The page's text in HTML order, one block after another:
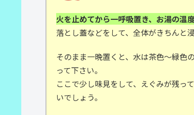
火を止めてから一呼吸置き、お湯の温
落とし蓋などをして、全体がきちんと
そのまま一晩置くと、水は茶色～緑色
って下さい。
ここで少し味見をして、えぐみが残っ
いでしょう。